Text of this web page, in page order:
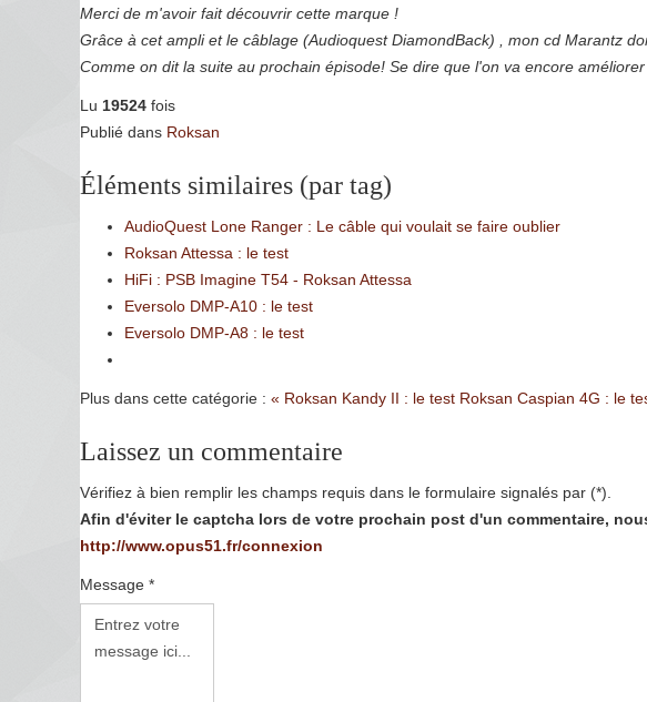
Merci de m'avoir fait découvrir cette marque !
Grâce à cet ampli et le câblage (Audioquest DiamondBack) , mon cd Marantz
Comme on dit la suite au prochain épisode! Se dire que l'on va encore
Lu 19524 fois
Publié dans Roksan
Éléments similaires (par tag)
AudioQuest Lone Ranger : Le câble qui voulait se faire oublier
Roksan Attessa : le test
HiFi : PSB Imagine T54 - Roksan Attessa
Eversolo DMP-A10 : le test
Eversolo DMP-A8 : le test
Plus dans cette catégorie : « Roksan Kandy II : le test Roksan Caspian 4G : le
Laissez un commentaire
Vérifiez à bien remplir les champs requis dans le formulaire signalés par (*).
Afin d'éviter le captcha lors de votre prochain post d'un commentaire,
http://www.opus51.fr/connexion
Message *